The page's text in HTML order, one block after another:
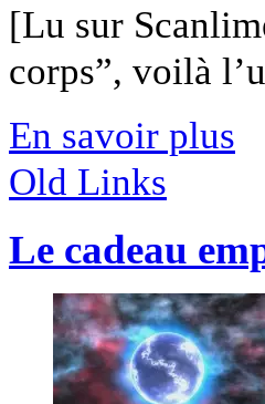
[Lu sur
corps”, voilà
En savoir plus
Old Links
Le cadeau